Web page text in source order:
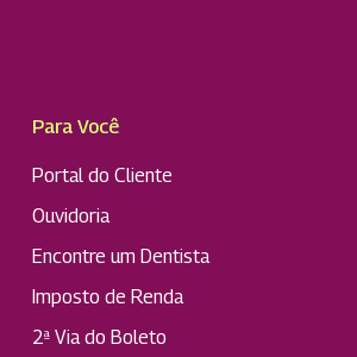
Para Você
Portal do Cliente
Ouvidoria
Encontre um Dentista
Imposto de Renda
2ª Via do Boleto